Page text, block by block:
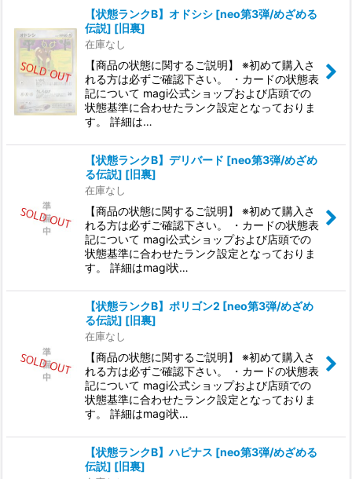
【状態ランクB】オドシシ [neo第3弾/めざめる
伝説] [旧裏]
在庫なし
【商品の状態に関するご説明】 ※初めて購入さ
れる方は必ずご確認下さい。 ・カードの状態表
記について magi公式ショップおよび店頭での
状態基準に合わせたランク設定となっておりま
す。 詳細は…
【状態ランクB】デリバード [neo第3弾/めざめ
る伝説] [旧裏]
在庫なし
【商品の状態に関するご説明】 ※初めて購入さ
れる方は必ずご確認下さい。 ・カードの状態表
記について magi公式ショップおよび店頭での
状態基準に合わせたランク設定となっておりま
す。 詳細はmagi状…
【状態ランクB】ポリゴン2 [neo第3弾/めざめ
る伝説] [旧裏]
在庫なし
【商品の状態に関するご説明】 ※初めて購入さ
れる方は必ずご確認下さい。 ・カードの状態表
記について magi公式ショップおよび店頭での
状態基準に合わせたランク設定となっておりま
す。 詳細はmagi状…
【状態ランクB】ハピナス [neo第3弾/めざめる
伝説] [旧裏]